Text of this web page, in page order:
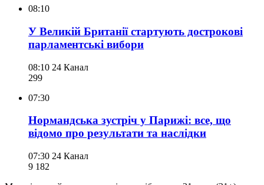
08:10
У Великій Британії стартують дострокові
парламентські вибори
08:10 24 Канал
299
07:30
Нормандська зустріч у Парижі: все, що
відомо про результати та наслідки
07:30 24 Канал
9 182